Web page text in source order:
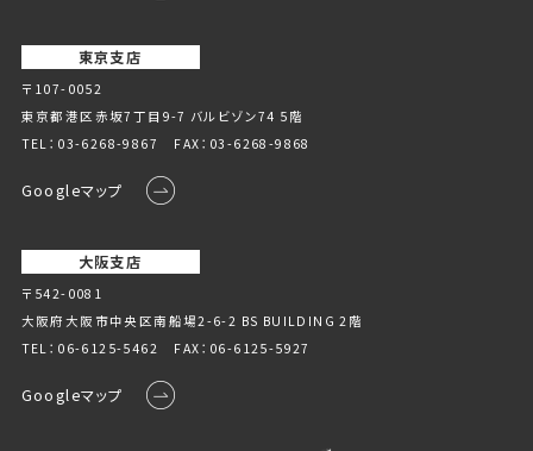
東京支店
〒107-0052
東京都港区赤坂7丁目9-7 バルビゾン74 5階
TEL： 03-6268-9867 FAX：03-6268-9868
Googleマップ
大阪支店
〒542-0081
大阪府大阪市中央区南船場2-6-2 BS BUILDING 2階
TEL： 06-6125-5462 FAX：06-6125-5927
Googleマップ